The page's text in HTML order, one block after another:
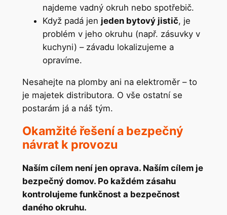
najdeme vadný okruh nebo spotřebič.
Když padá jen jeden bytový jistič, je
problém v jeho okruhu (např. zásuvky v
kuchyni) – závadu lokalizujeme a
opravíme.
Nesahejte na plomby ani na elektroměr – to
je majetek distributora. O vše ostatní se
postarám já a náš tým.
Okamžité řešení a bezpečný
návrat k provozu
Naším cílem není jen oprava. Naším cílem je
bezpečný domov. Po každém zásahu
kontrolujeme funkčnost a bezpečnost
daného okruhu.